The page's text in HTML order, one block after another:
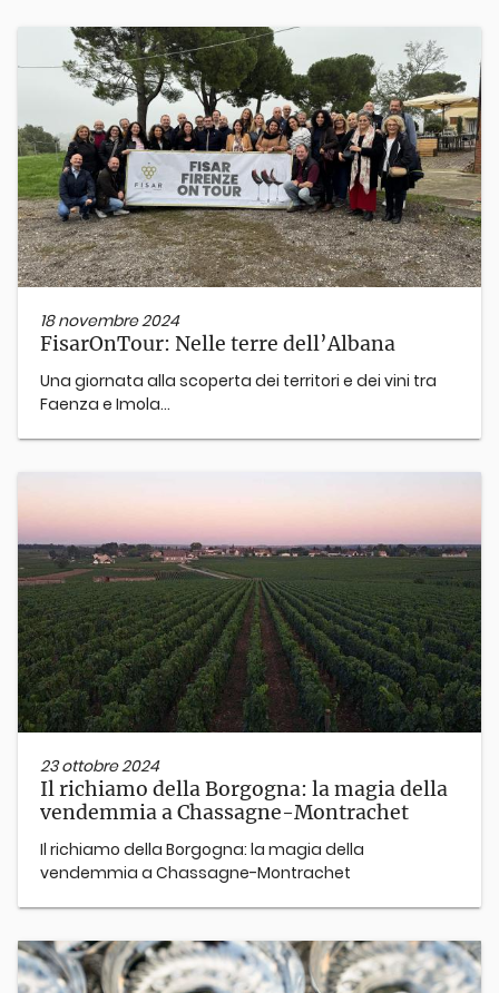
18 novembre 2024
FisarOnTour: Nelle terre dell’Albana
Una giornata alla scoperta dei territori e dei vini tra
Faenza e Imola...
23 ottobre 2024
Il richiamo della Borgogna: la magia della
vendemmia a Chassagne-Montrachet
Il richiamo della Borgogna: la magia della
vendemmia a Chassagne-Montrachet